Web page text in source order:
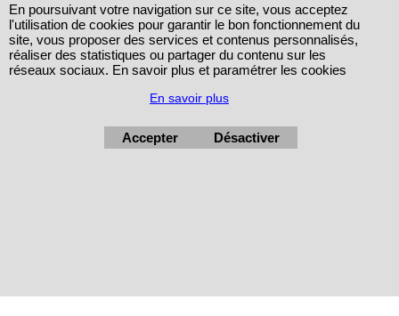
En poursuivant votre navigation sur ce site, vous acceptez
l'utilisation de cookies pour garantir le bon fonctionnement du
site, vous proposer des services et contenus personnalisés,
réaliser des statistiques ou partager du contenu sur les
réseaux sociaux. En savoir plus et paramétrer les cookies
En savoir plus
Accepter Désactiver